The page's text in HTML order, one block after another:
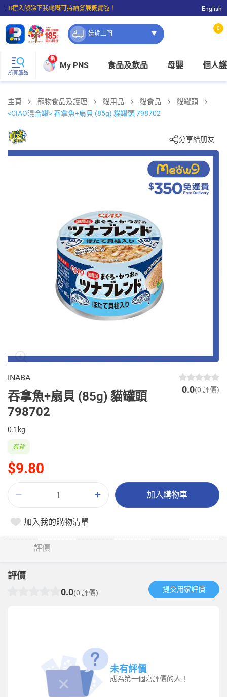
☝🏼㩒入嚟睇下我哋嘅可持續發展概覽啦！
⭐購物滿$399即享免費送貨；滿$100即可免費店取。
English
送貨上門
0
所有產品
新
My PNS 食品及飲品 母嬰 個人
主頁 寵物食品及護理 貓用品 貓食品
貓罐頭
<CIAO混合罐> 吞拿魚+扇貝 (85g) 貓罐頭 798702
分享給朋友
INABA
吞拿魚+扇貝 (85g) 貓罐頭
798702
0.0(0 評價)
0.1kg
$9.80
有貨
加入購物車
加入我的購物清單
評價
評價
0.0(0 評價) 提交用家評價​
未有評價
成為第一個寫評價的人！